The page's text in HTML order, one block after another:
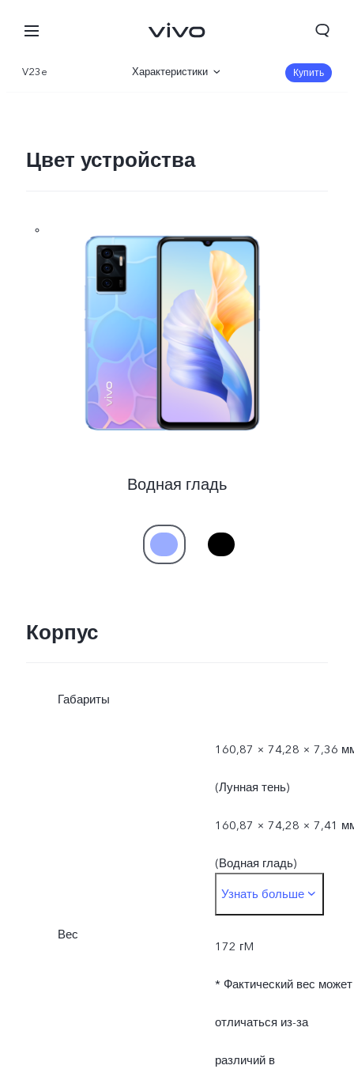
V23e Характеристики Купить
Цвет устройства
Водная гладь
Корпус
Габариты
160,87 × 74,28 × 7,36
(Лунная тень)
160,87 × 74,28 × 7,41
(Водная гладь)
* Фактические размеры
могут отличаться из-за
различий в
процессах, методах
Узнать больше
Вес
172 гM
* Фактический вес может
отличаться из-за
различий в